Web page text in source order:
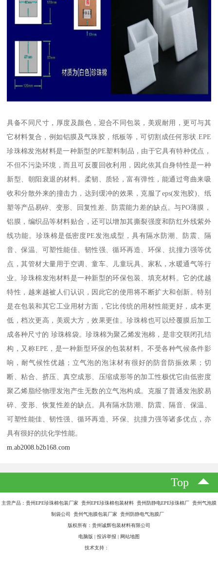
具备不同尺寸，厚度及颜色，迎合不同包装，美观耐用，更可与其
它材料复合，例如铝膜及气珠胶，纸板等，可切割成任何形状.EPE
珍珠棉发泡材料是一种新型的PE塑料制品，由于它具有特种优点，
不但不污染环境，而且可反覆回收利用，因此依其自身特性是一种
新型、朝阳衰退的材料。柔韧、质轻，富有弹性，能通过弯曲来吸
收和分散外来的撞击力，达到缓冲的效果，克服了eps(发泡胶)、纸
塑等产品易碎、变形、回复性差、防震能力差的缺点。与PO薄膜，
铝膜，编织品等材料贴合，还可以增加其撕裂强度和防红外线紫外
线功能。珍珠棉是低密度PE发泡成型，具有隔水防潮、防震、隔
音、保温、可塑性能佳、韧性强、循环再造、环保、抗撞力强等优
点，其管材大量用于空调、童车、儿童玩具、家私，水暖通气等行
业。珍珠棉发泡材料是一种新型的环保包装、填充材料。它的优越
特性，越来越被人们认识，因此它的使用将不断扩大和创新。特别
是在包装和其它工业用材方面，它比传统的用材性能更好，成本更
低，档次更高，美观大方，效果更佳。珍珠棉也可以经覆膜后加工
成各种尺寸的 珍珠棉袋。珍珠棉为聚乙烯发泡棉，是非交联闭孔结
构，又称EPE，是一种新型环保的包装材料。不受各种气候条件影
响，耐气候性优越；立气泡的泡沫材有很好的防音防振效果；切
断、粘合、挤压、真空成形、压缩成形等的加工性极优它由低密度
聚乙烯脂经物理发泡产生无数的立气泡构成。克服了普通发泡胶易
碎、变形、恢复性差的缺点。具有隔水防潮、防震、隔音、保温、
可塑性能佳、韧性强、循环再造、环保、抗撞力强等诸多优点，亦
具有很好的抗化学性能。
m.ab2008.b2b168.com
Top
主营产品：贵州EPE珍珠棉包装厂家 贵州EPE珍珠棉包装材料 贵州防静电EPE珍珠棉厂 贵州气泡膜
制袋公司 贵州气泡膜包装厂家 贵州防静电气泡膜厂
版权所有：贵州诚辉包装材料有限公司
电脑版 投诉举报 网站地图
技术支持：